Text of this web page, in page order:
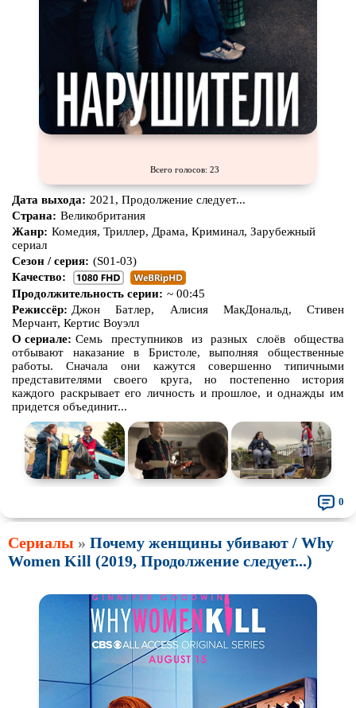
Всего голосов: 23
Дата выхода: 2021, Продолжение следует...
Страна: Великобритания
Жанр: Комедия, Триллер, Драма, Криминал, Зарубежный
сериал
Сезон / серия: (S01-03)
Качество:
Продолжительность серии: ~ 00:45
Режиссёр: Джон Батлер, Алисия МакДональд, Стивен
Мерчант, Кертис Воуэлл
О сериале: Семь преступников из разных слоёв общества
отбывают наказание в Бристоле, выполняя общественные
работы. Сначала они кажутся совершенно типичными
представителями своего круга, но постепенно история
каждого раскрывает его личность и прошлое, и однажды им
придется объединит...
0
Сериалы » Почему женщины убивают / Why
Women Kill (2019, Продолжение следует...)